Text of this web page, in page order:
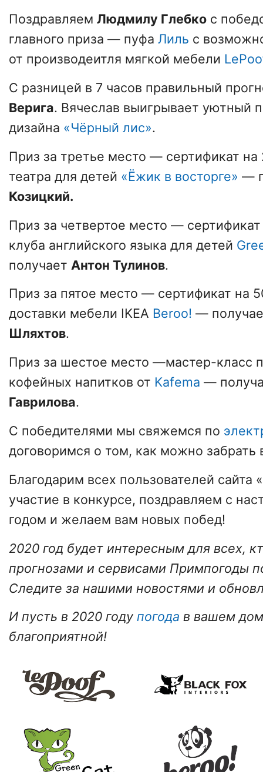
Поздравляем Людмилу Глебко с
главного приза — пуфа Лиль с
от производеитля мягкой мебели
С разницей в 7 часов правильный
Верига. Вячеслав выигрывает уютный
дизайна «Чёрный лис».
Приз за третье место — сертификат на
театра для детей «Ёжик в восторге» —
Козицкий.
Приз за четвертое место —
клуба английского языка для детей
получает Антон Тулинов.
Приз за пятое место — сертификат на
доставки мебели IKEA Beroo! —
Шляхтов.
Приз за шестое место —мастер-класс
кофейных напитков от Kafema —
Гаврилова.
С победителями мы свяжемся по
договоримся о том, как можно
Благодарим всех пользователей сайта
участие в конкурсе, поздравляем с
годом и желаем вам новых побед!
2020 год будет интересным для всех,
прогнозами и сервисами Примпогоды
Следите за нашими новостями и
И пусть в 2020 году погода в вашем
благоприятной!